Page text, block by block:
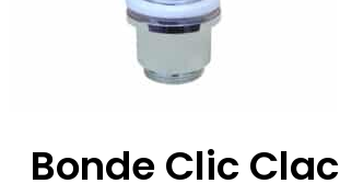
Bonde Clic Clac